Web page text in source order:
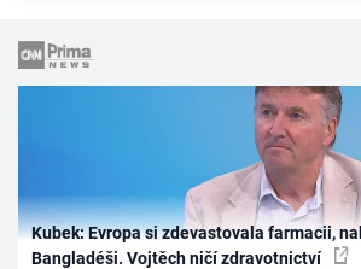
Kubek: Evropa si zdevastovala farmacii,
Bangladéši. Vojtěch ničí zdravotnictví